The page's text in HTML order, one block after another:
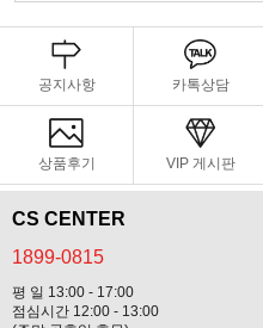
공지사항 카톡상담
상품후기 VIP 게시판
CS CENTER
1899-0815
평 일 13:00 - 17:00
점심시간 12:00 - 13:00